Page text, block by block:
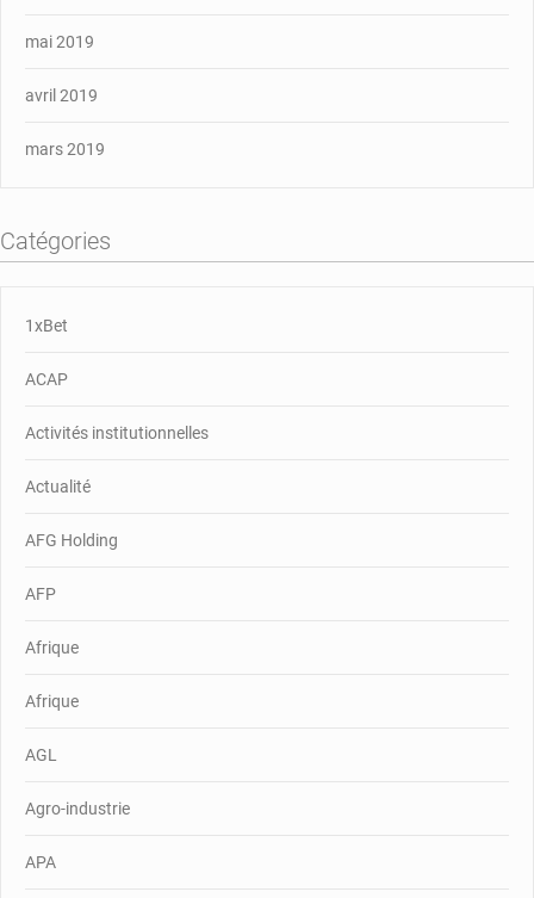
mai 2019
avril 2019
mars 2019
Catégories
1xBet
ACAP
Activités institutionnelles
Actualité
AFG Holding
AFP
Afrique
Afrique
AGL
Agro-industrie
APA